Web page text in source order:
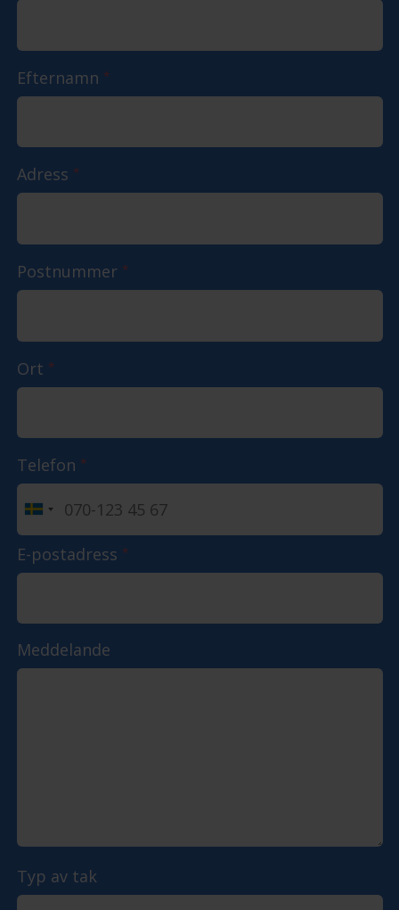
Efternamn *
Adress *
Postnummer *
Ort *
Telefon *
E-postadress *
Meddelande
Typ av tak